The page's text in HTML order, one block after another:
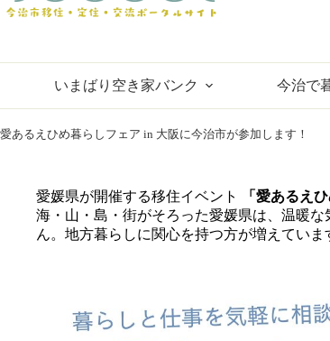
プ
いまばり空き家バンク 今治で
愛あるえひめ暮らしフェア in 大阪に今治市が参加します！
愛媛県が開催する移住イベント 「愛あるえ
海・山・島・街がそろった愛媛県は、温暖
ん。地方暮らしに関心を持つ方が増えていま